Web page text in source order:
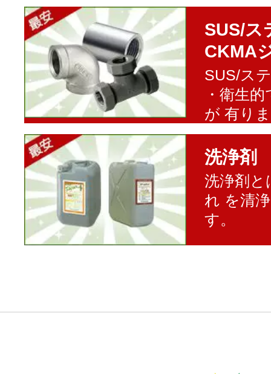
SUS/ス
CKMA
SUS/ス
・衛生
が 有り
洗浄剤
洗浄剤と
れ を清
す。